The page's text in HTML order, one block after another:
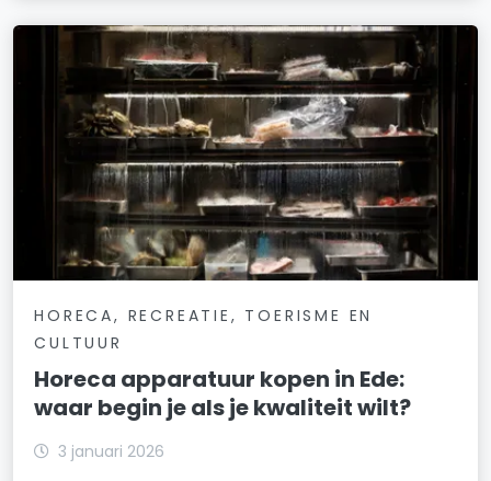
HORECA, RECREATIE, TOERISME EN
CULTUUR
Horeca apparatuur kopen in Ede:
waar begin je als je kwaliteit wilt?
3 januari 2026